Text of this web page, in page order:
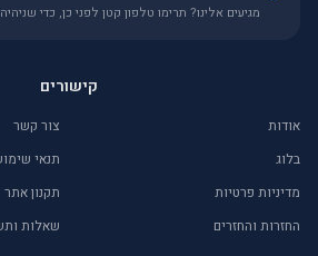
מגיעים אלינו? תרימו טלפון קטן לפני כן, כדי
קישורים
אודות
צור קשר
בלוג
תנאי
מדיניות פרטיות
תקנון אתר
החזרות והחזרים
שאלות